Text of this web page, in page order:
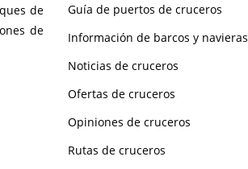
de
de
Guía de puertos de cruceros
Información de barcos y navieras
Noticias de cruceros
Ofertas de cruceros
Opiniones de cruceros
Rutas de cruceros